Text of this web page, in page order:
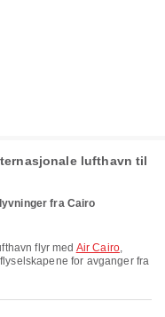
lufthavn til
fra Cairo
flyr med Air Cairo,
for avganger fra